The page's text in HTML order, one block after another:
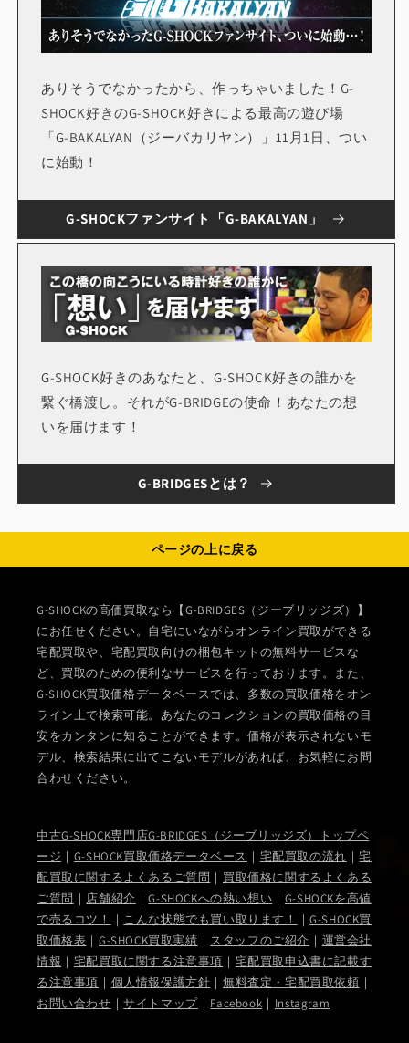
ありそうでなかったから、作っちゃいました！G-
SHOCK好きのG-SHOCK好きによる最高の遊び場
「G-BAKALYAN（ジーバカリヤン）」11月1日、つい
に始動！
G-SHOCKファンサイト「G-BAKALYAN」
G-SHOCK好きのあなたと、G-SHOCK好きの誰かを
繋ぐ橋渡し。それがG-BRIDGEの使命！あなたの想
いを届けます！
G-BRIDGESとは？
ページの上に戻る
G-SHOCKの高価買取なら【G-BRIDGES（ジーブリッジズ）】
にお任せください。自宅にいながらオンライン買取ができる
宅配買取や、宅配買取向けの梱包キットの無料サービスな
ど、買取のための便利なサービスを行っております。また、
G-SHOCK買取価格データベースでは、多数の買取価格をオン
ライン上で検索可能。あなたのコレクションの買取価格の目
安をカンタンに知ることができます。価格が表示されないモ
デル、検索結果に出てこないモデルがあれば、お気軽にお問
合わせください。
中古G-SHOCK専門店G-BRIDGES（ジーブリッジズ）トップペ
ージ ｜ G-SHOCK買取価格データベース ｜ 宅配買取の流れ ｜宅
配買取に関するよくあるご質問 ｜ 買取価格に関するよくある
ご質問 ｜ 店舗紹介 ｜G-SHOCKへの熱い想い ｜ G-SHOCKを高値
で売るコツ！
｜ こんな状態でも買い取ります！ ｜G-SHOCK買
取価格表 ｜G-SHOCK買取実績 ｜ スタッフのご紹介 ｜ 運営会社
情報 ｜ 宅配買取に関する注意事項 ｜ 宅配買取申込書に記載す
る注意事項 ｜ 個人情報保護方針 ｜無料査定・宅配買取依頼 ｜
お問い合わせ ｜サイトマップ｜ Facebook ｜ Instagram